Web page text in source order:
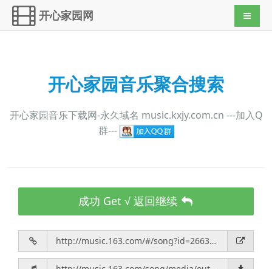
开心家园网 导航切
开心家园音乐聚合搜索
开心家园音乐下载网-永久域名 music.kxjy.com.cn ---加入Q
群---
成功 Get √ 返回继续